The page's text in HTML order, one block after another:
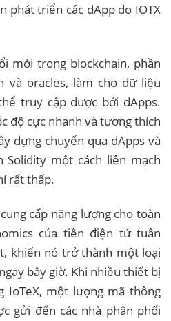
phát triển các dApp do IOTX
mới trong blockchain, phần
và oracles, làm cho dữ liệu
truy cập được bởi dApps.
độ cực nhanh và tương thích
dựng chuyển qua dApps và
một cách liền mạch
rất thấp.
cấp năng lượng cho toàn
của tiền điện tử tuân
khiến nó trở thành một loại
bây giờ. Khi nhiều thiết bị
IoTeX, một lượng mã thông
gửi đến các nhà phân phối